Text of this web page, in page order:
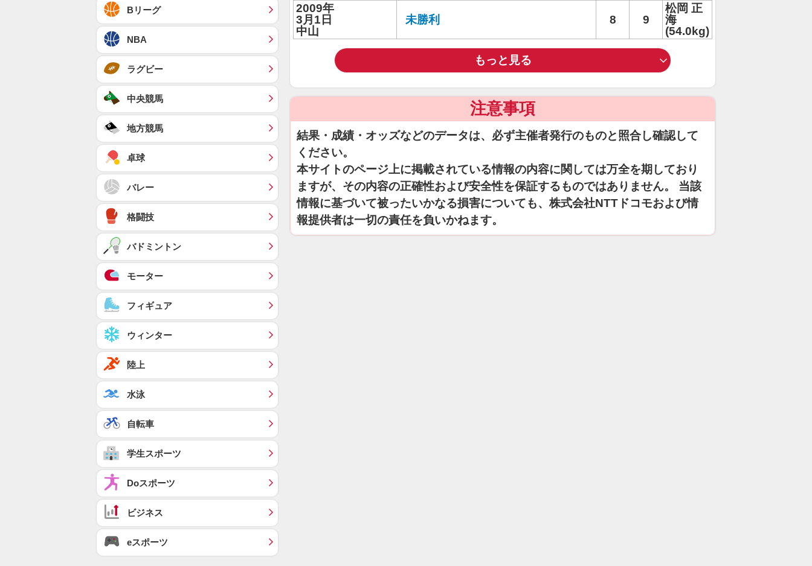
2009年
3月1日
中山
未勝利 8 9
松岡 正
海
(54.0kg)
もっと見る
注意事項
結果・成績・オッズなどのデータは、必ず主催者発行のものと照合し確認して
ください。
本サイトのページ上に掲載されている情報の内容に関しては万全を期しており
ますが、その内容の正確性および安全性を保証するものではありません。 当該
情報に基づいて被ったいかなる損害についても、株式会社NTTドコモおよび情
報提供者は一切の責任を負いかねます。
Bリーグ
NBA
ラグビー
中央競馬
地方競馬
卓球
バレー
格闘技
バドミントン
モーター
フィギュア
ウィンター
陸上
水泳
自転車
学生スポーツ
Doスポーツ
ビジネス
eスポーツ